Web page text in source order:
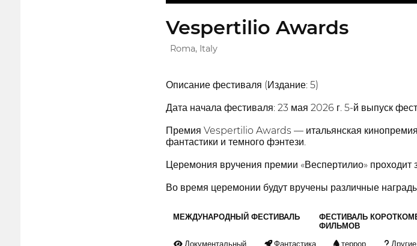
Vespertilio Awards
Roma, Italy
Описание фестиваля (Издание: 5)
Дата начала фестиваля: 23 мая 2026 г. 5-й выпуск
Премия Vespertilio Awards — итальянская
фантастики и темного фэнтези.
Церемония вручения премии «Веспертилио» проходит
Во время церемонии будут вручены различные
МЕЖДУНАРОДНЫЙ ФЕСТИВАЛЬ
ФЕСТИВАЛЬ
ФИЛЬМОВ
Документальный Фантастика террор Другие